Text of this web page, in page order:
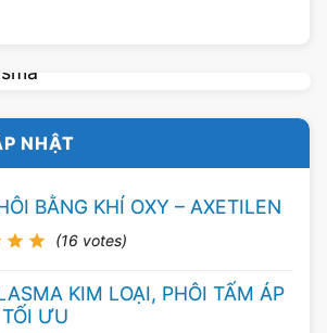
NHẬT
BẰNG KHÍ OXY – AXETILEN
(16 votes)
KIM LOẠI, PHÔI TẤM ÁP
ƯU